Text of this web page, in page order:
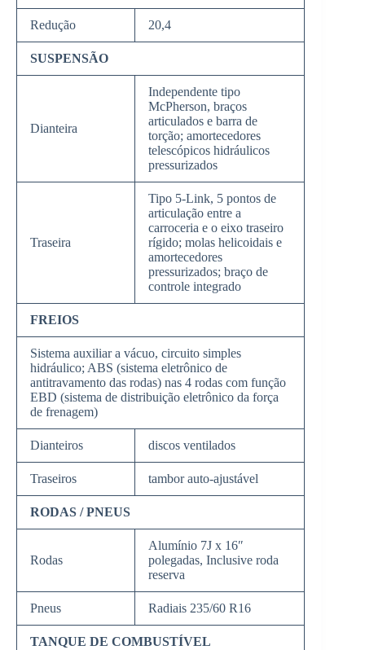
Redução 20,4
SUSPENSÃO
Dianteira
Independente tipo
McPherson, braços
articulados e barra de
torção; amortecedores
telescópicos hidráulicos
pressurizados
Traseira
Tipo 5-Link, 5 pontos de
articulação entre a
carroceria e o eixo traseiro
rígido; molas helicoidais e
amortecedores
pressurizados; braço de
controle integrado
FREIOS
Sistema auxiliar a vácuo, circuito simples
hidráulico; ABS (sistema eletrônico de
antitravamento das rodas) nas 4 rodas com função
EBD (sistema de distribuição eletrônico da força
de frenagem)
Dianteiros discos ventilados
Traseiros tambor auto-ajustável
RODAS / PNEUS
Rodas
Alumínio 7J x 16″
polegadas, Inclusive roda
reserva
Pneus Radiais 235/60 R16
TANQUE DE COMBUSTÍVEL